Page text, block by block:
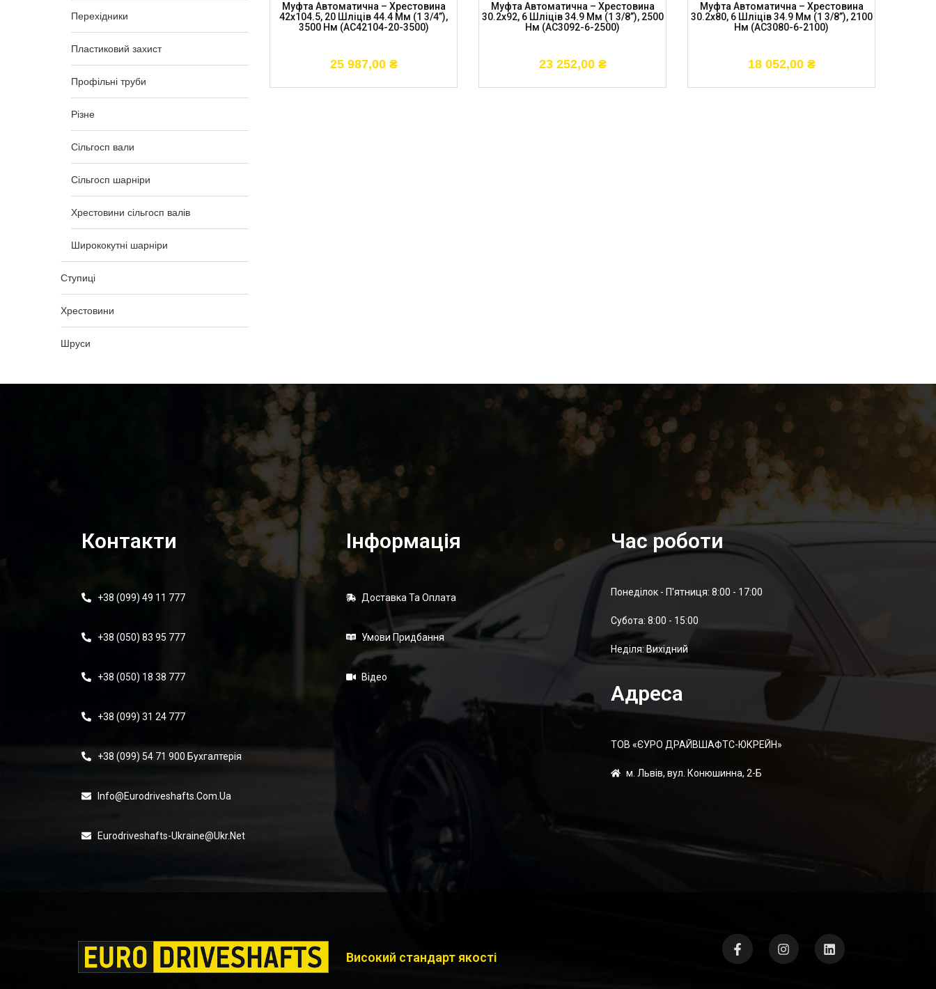
Перехідники
Пластиковий захист
Профільні труби
Різне
Сільгосп вали
Сільгосп шарніри
Хрестовини сільгосп валів
Ширококутні шарніри
Ступиці
Хрестовини
Шруси
30.2х80, 6 Шліців 34.9 Мм (1 3/8”), 1800
17 079,00₴
Муфта Автоматична – Хрестовина
42х104.5, 20 Шліців 44.4 Мм (1 3/4”),
3500 Нм (AC42104-20-3500)
25 987,00 ₴
Муфта Автоматична – Хрестовина
30.2х92, 6 Шліців 34.9 Мм (1 3/8”), 2500
Нм (AC3092-6-2500)
23 252,00 ₴
Муфта Автоматична – Хрестовина
30.2х80, 6 Шліців 34.9 Мм (1 3/8”), 2100
Нм (AC3080-6-2100)
18 052,00 ₴
Контакти
+38 (099) 49 11 777
+38 (050) 83 95 777
+38 (050) 18 38 777
+38 (099) 31 24 777
+38 (099) 54 71 900 Бухгалтерія
Info@eurodriveshafts.com.ua
Eurodriveshafts-Ukraine@ukr.net
Інформація
Доставка Та Оплата
Умови Придбання
Відео
Час роботи
Понеділок - П'ятниця: 8:00 - 17:00
Суботa: 8:00 - 15:00
Неділя: Вихідний
Адреса
ТОВ «ЄУРО ДРАЙВШАФТC-ЮКРЕЙН»
м. Львів, вул. Конюшинна, 2-Б
Високий стандарт якості